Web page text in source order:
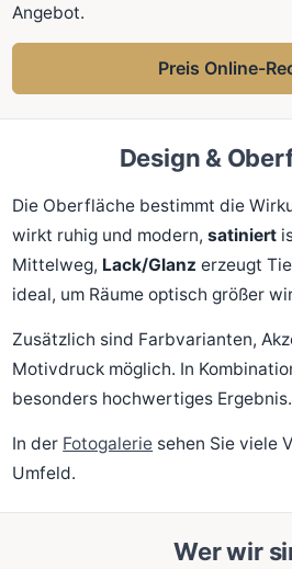
Angebot.
Preis Online-
Design &
Die Oberfläche bestimmt die
wirkt ruhig und modern,satiniert
Mittelweg, Lack/Glanz erzeugt
ideal, um Räume optisch größer
Zusätzlich sind Farbvarianten,
Motivdruck möglich. In
besonders hochwertiges Ergebnis.
In der Fotogalerie sehen Sie viele
Umfeld.
Wer wir